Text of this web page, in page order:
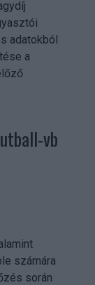
adatokból
a
vb
számára
során